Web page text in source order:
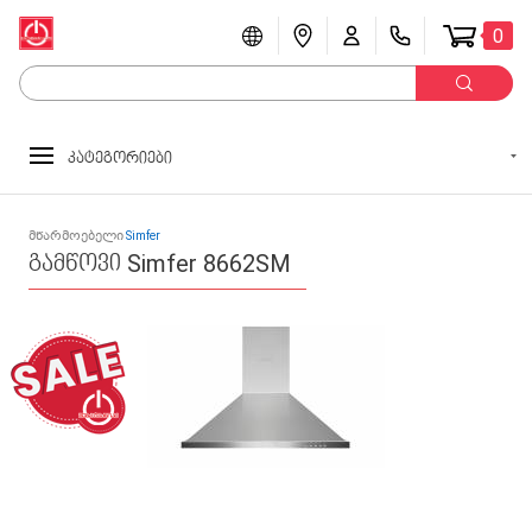
0
კატეგორიები
მწარმოებელიSimfer
გამწოვი Simfer 8662SM